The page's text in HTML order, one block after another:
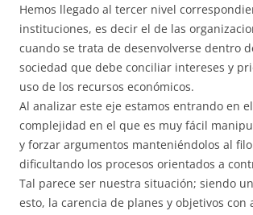
Hemos llegado al tercer nivel
instituciones, es decir el de las
cuando se trata de desenvolverse dentro
sociedad que debe conciliar intereses y
uso de los recursos económicos.
Al analizar este eje estamos entrando en
complejidad en el que es muy fácil
y forzar argumentos manteniéndolos al
dificultando los procesos orientados a
Tal parece ser nuestra situación; siendo
esto, la carencia de planes y objetivos con